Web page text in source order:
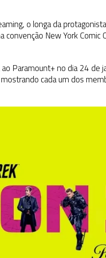
o longa da
New York Comic
ao Paramount+ no dia 24 de
cada um dos